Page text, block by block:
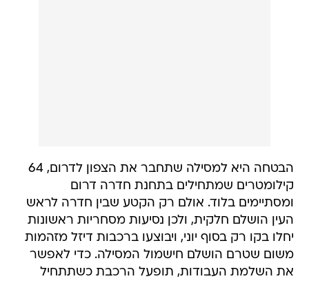
הבטחה היא למסילה שתחבר את הצפון לדרום, 64
קילומטרים שמתחילים בתחנת חדרה דרום
ומסתיימים בלוד. אולם רק הקטע שבין חדרה לראש
העין הושלם חלקית, ולכן נסיעות מסחריות ראשונות
יחלו בקו רק בסוף יוני, ויבוצעו ברכבות דיזל מזהמות
משום שטרם הושלם חישמול המסילה. כדי לאפשר
את השלמת העבודות, תופעל הרכבת כשתתחיל